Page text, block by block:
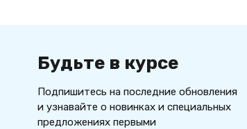
Будьте в курсе
Подпишитесь на последние обновления
и узнавайте о новинках и специальных
предложениях первыми